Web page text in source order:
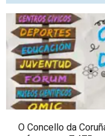
O Concello da